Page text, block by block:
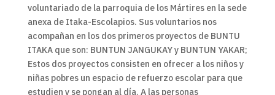
voluntariado de la parroquia de los Mártires en la sede
anexa de Itaka-Escolapios. Sus voluntarios nos
acompañan en los dos primeros proyectos de BUNTU
ITAKA que son: BUNTUN JANGUKAY y BUNTUN YAKAR;
Estos dos proyectos consisten en ofrecer a los niños y
niñas pobres un espacio de refuerzo escolar para que
estudien y se pongan al día. A las personas